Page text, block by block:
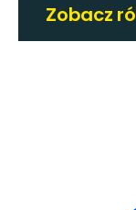
Zobacz